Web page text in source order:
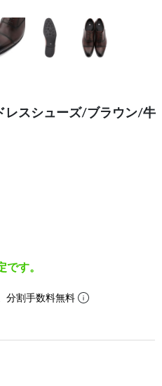
レスシューズ/ブラウン/牛
す。
分割手数料無料